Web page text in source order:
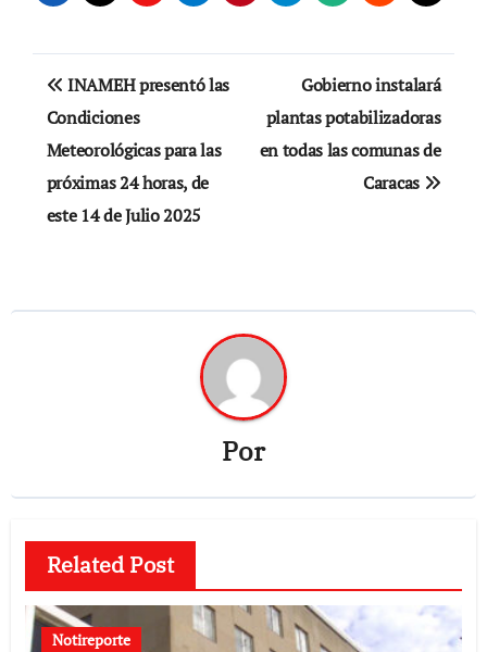
Navegación
de
entradas
INAMEH presentó las
Condiciones
Meteorológicas para las
próximas 24 horas, de
este 14 de Julio 2025
Gobierno instalará
plantas potabilizadoras
en todas las comunas de
Caracas
Por
Related Post
Notireporte